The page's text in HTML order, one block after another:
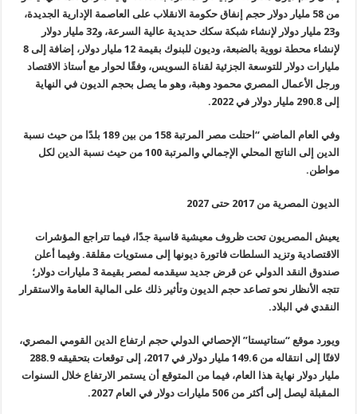
من 58 مليار دولار حجم إنفاق حكومة الانقلاب على العاصمة الإدارية الجديدة،
و23 مليار دولار لإنشاء شبكة سكك حديدية عالية السرعة، و32 مليار دولار
لإنشاء محطة نووية بالضبعة، وديون للبنوك بقيمة 12 مليار دولار، إضافة إلى 8
مليارات دولار للتوسعة الجزئية لقناة السويس، وفقًا لحوار مع أستاذ الاقتصاد
ورجل الأعمال المصري محمود وهبة، وهو ما يصل بحجم الديون في النهاية
إلى 290.8 مليار دولار في 2022.
وفي العام الماضي “احتلت مصر المرتبة 158 من بين 189 بلدًا من حيث نسبة
الدين إلى الناتج المحلي الإجمالي والمرتبة 100 من حيث نسبة الدين لكل
مواطن.
الديون المصرية من 2017 حتى 2027
يعيش المصريون تحت ظروف معيشية قاسية جدًا، فيما تتراجع المؤشرات
الاقتصادية وتزيد السلطات فاتورة ديونها إلى مستويات مقلقة. وفيما أعلن
صندوق النقد الدولي عن قرض جديد سيقدمه لمصر بقيمة 3 مليارات دولار؛
تتجه الأنظار نحو تصاعد حجم الديون وتأثير ذلك على المالية العامة والاستقرار
النقدي في البلاد.
ويورد موقع “ستاتيستا” الإحصائي الدولي حجم ارتفاع الدين القومي المصري،
لافتًا إلى انتقاله من 149.6 مليار دولار في 2017، إلى توقعات بتحقيقه 288.9
مليار دولار نهاية هذا العام، فيما من المتوقع أن يستمر الارتفاع خلال السنوات
المقبلة ليصل إلى أكثر من 506 مليارات دولار في العام 2027.